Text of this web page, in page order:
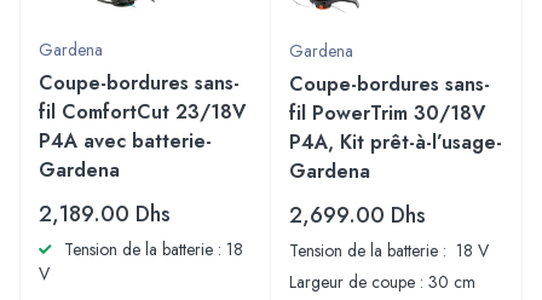
Gardena
Coupe-bordures sans-
fil ComfortCut 23/18V
P4A avec batterie-
Gardena
2,189.00 Dhs
Tension de la batterie : 18
V
Gardena
Coupe-bordures sans-
fil PowerTrim 30/18V
P4A, Kit prêt-à-l’usage-
Gardena
2,699.00 Dhs
Tension de la batterie : 18 V
Largeur de coupe : 30 cm